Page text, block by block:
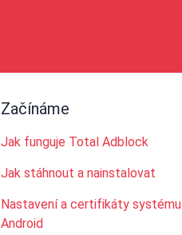
Začínáme
Jak funguje Total Adblock
Jak stáhnout a nainstalovat
Nastavení a certifikáty systému
Android